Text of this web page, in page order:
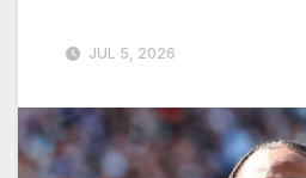
JUL 5, 2026